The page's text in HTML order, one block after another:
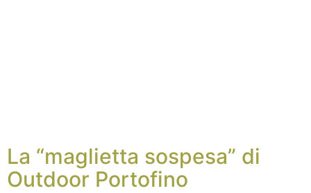
La “maglietta sospesa” di
Outdoor Portofino